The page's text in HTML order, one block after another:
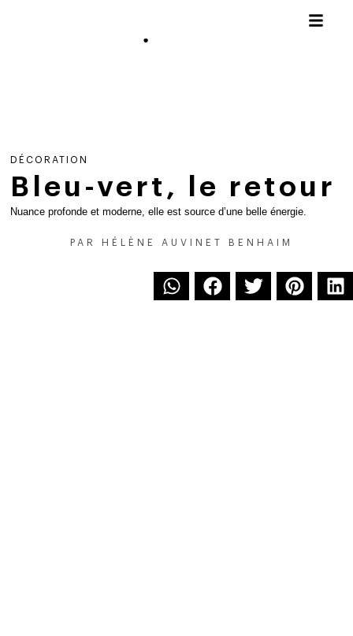
DÉCORATION
Bleu-vert, le retour
Nuance profonde et moderne, elle est source d’une belle énergie.
PAR HÉLÈNE AUVINET BENHAIM